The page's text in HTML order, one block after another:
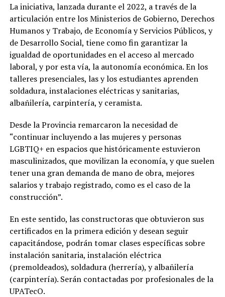
La iniciativa, lanzada durante el 2022, a través de la
articulación entre los Ministerios de Gobierno, Derechos
Humanos y Trabajo, de Economía y Servicios Públicos, y
de Desarrollo Social, tiene como fin garantizar la
igualdad de oportunidades en el acceso al mercado
laboral, y por esta vía, la autonomía económica. En los
talleres presenciales, las y los estudiantes aprenden
soldadura, instalaciones eléctricas y sanitarias,
albañilería, carpintería, y ceramista.
Desde la Provincia remarcaron la necesidad de
“continuar incluyendo a las mujeres y personas
LGBTIQ+ en espacios que históricamente estuvieron
masculinizados, que movilizan la economía, y que suelen
tener una gran demanda de mano de obra, mejores
salarios y trabajo registrado, como es el caso de la
construcción”.
En este sentido, las constructoras que obtuvieron sus
certificados en la primera edición y desean seguir
capacitándose, podrán tomar clases específicas sobre
instalación sanitaria, instalación eléctrica
(premoldeados), soldadura (herrería), y albañilería
(carpintería). Serán contactadas por profesionales de la
UPATecO.